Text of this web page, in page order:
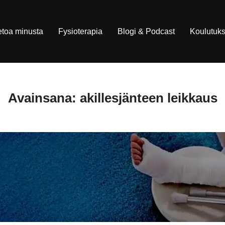
minusta Fysioterapia Blogi & Podcast
Avainsana: akillesjänteen leikkaus